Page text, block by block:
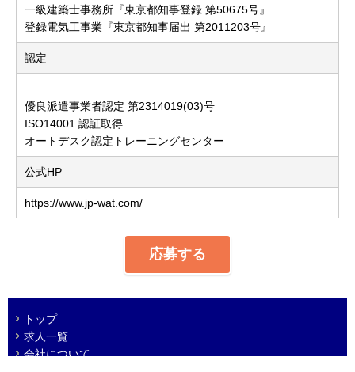
一級建築士事務所『東京都知事登録 第50675号』
登録電気工事業『東京都知事届出 第2011203号』
認定
優良派遣事業者認定 第2314019(03)号
ISO14001 認証取得
オートデスク認定トレーニングセンター
公式HP
https://www.jp-wat.com/
応募する
トップ
求人一覧
会社について